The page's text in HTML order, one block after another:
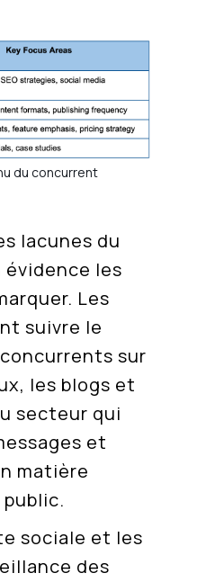
du concurrent
lacunes du
les
Les
suivre le
sur
les blogs et
secteur qui
et
matière
sociale et les
des